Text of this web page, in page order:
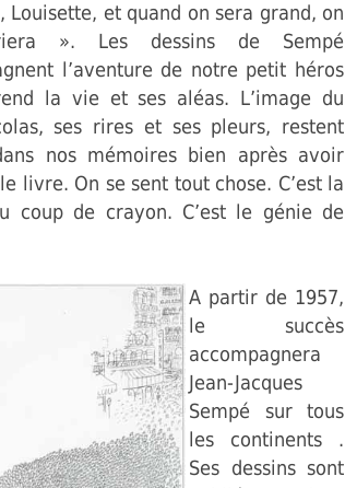
Louisette, et quand on sera grand, on
». Les dessins de Sempé
l’aventure de notre petit héros
la vie et ses aléas. L’image du
ses rires et ses pleurs, restent
nos mémoires bien après avoir
livre. On se sent tout chose. C’est la
coup de crayon. C’est le génie de
A partir de 1957,
le succès
accompagnera
Jean-Jacques
Sempé sur tous
les continents .
Ses dessins sont